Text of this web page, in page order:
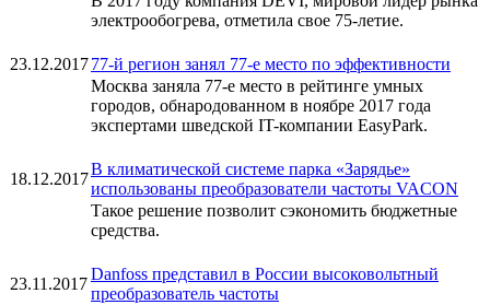
электрообогрева, отметила свое 75-летие.
23.12.201777-й регион занял 77-е место по эффективности
Москва заняла 77-е место в рейтинге умных
городов, обнародованном в ноябре 2017 года
экспертами шведской IT-компании EasyPark.
18.12.2017
В климатической системе парка «Зарядье»
использованы преобразователи частоты VACON
Такое решение позволит сэкономить бюджетные
средства.
23.11.2017
Danfoss представил в России высоковольтный
преобразователь частоты